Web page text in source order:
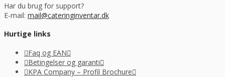
Har du brug for support?
E-mail: mail@cateringinventar.dk
Hurtige links
Faq og EAN
Betingelser og garanti
KPA Company – Profil Brochure